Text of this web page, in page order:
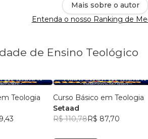
Mais sobre o autor
Entenda o nosso Ranking de
de Ensino Teológico
Teologia
Curso Básico em Teologia
Setaad
R$ 110,78R$ 87,70